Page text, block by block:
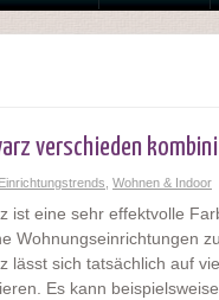
verschieden
Einrichtungstrends Wohnen & Indoor
ist eine sehr effektvolle
Wohnungseinrichtungen
lässt sich tatsächlich auf
Es kann